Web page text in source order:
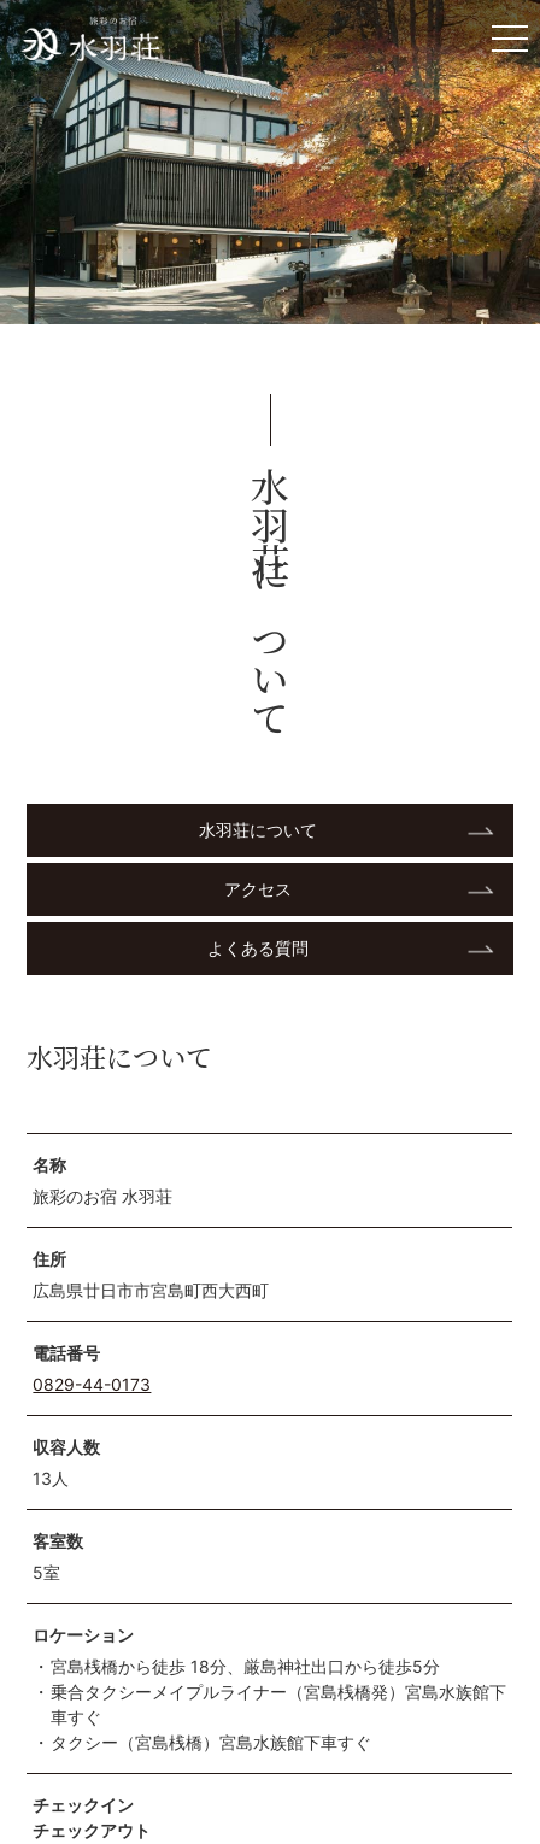
宮島 水羽荘
水羽荘について
水羽荘について
アクセス
よくある質問
水羽荘について
名称
旅彩のお宿 水羽荘
住所
広島県廿日市市宮島町西大西町
電話番号
0829-44-0173
収容人数
13人
客室数
5室
ロケーション
宮島桟橋から徒歩 18分、厳島神社出口から徒歩5分
乗合タクシーメイプルライナー（宮島桟橋発）宮島水族館下
車すぐ
タクシー（宮島桟橋）宮島水族館下車すぐ
チェックイン
チェックアウト